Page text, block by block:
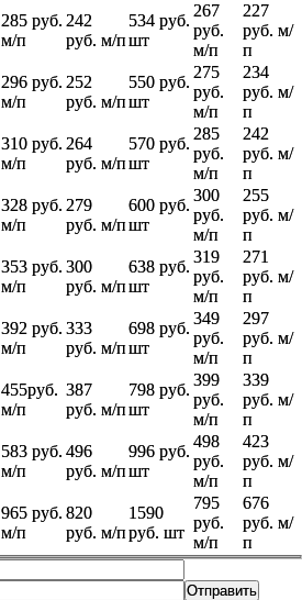
285 руб.
м/п
242
руб. м/п
534 руб.
шт
267
руб.
м/п
227
руб. м/
п
296 руб.
м/п
252
руб. м/п
550 руб.
шт
275
руб.
м/п
234
руб. м/
п
310 руб.
м/п
264
руб. м/п
570 руб.
шт
285
руб.
м/п
242
руб. м/
п
328 руб.
м/п
279
руб. м/п
600 руб.
шт
300
руб.
м/п
255
руб. м/
п
353 руб.
м/п
300
руб. м/п
638 руб.
шт
319
руб.
м/п
271
руб. м/
п
392 руб.
м/п
333
руб. м/п
698 руб.
шт
349
руб.
м/п
297
руб. м/
п
455руб.
м/п
387
руб. м/п
798 руб.
шт
399
руб.
м/п
339
руб. м/
п
583 руб.
м/п
496
руб. м/п
996 руб.
шт
498
руб.
м/п
423
руб. м/
п
965 руб.
м/п
820
руб. м/п
1590
руб. шт
795
руб.
м/п
676
руб. м/
п